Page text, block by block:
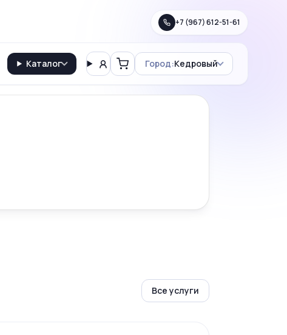
+7 (967) 612-51-61
Каталог ВходКорзинаГород:Кедровый
Все услуги